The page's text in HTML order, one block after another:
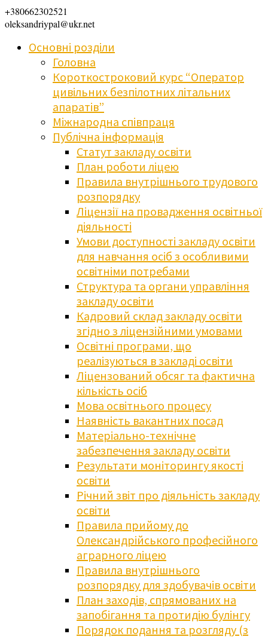
+380662302521
oleksandriypal@ukr.net
Основні розділи
Головна
Короткостроковий курс “Оператор
цивільних безпілотних літальних
апаратів”
Міжнародна співпраця
Публічна інформація
Статут закладу освіти
План роботи ліцею
Правила внутрішнього трудового
розпорядку
Ліцензії на провадження освітньої
діяльності
Умови доступності закладу освіти
для навчання осіб з особливими
освітніми потребами
Структура та органи управління
закладу освіти
Кадровий склад закладу освіти
згідно з ліцензійними умовами
Освітні програми, що
реалізуються в закладі освіти
Ліцензований обсяг та фактична
кількість осіб
Мова освітнього процесу
Наявність вакантних посад
Матеріально-технічне
забезпечення закладу освіти
Результати моніторингу якості
освіти
Річний звіт про діяльність закладу
освіти
Правила прийому до
Олександрійського професійного
аграрного ліцею
Правила внутрішнього
розпорядку для здобувачів освіти
План заходів, спрямованих на
запобігання та протидію булінгу
Порядок подання та розгляду (з